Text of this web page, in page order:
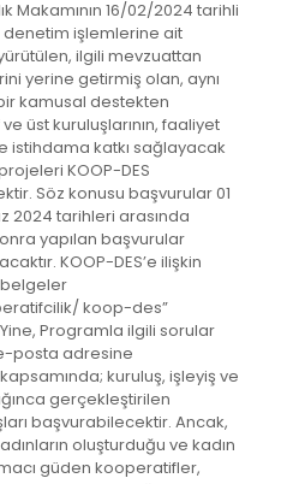
Makamının 16/02/2024 tarihli
denetim işlemlerine ait
ilgili mevzuattan
yerine getirmiş olan, aynı
kamusal destekten
üst kuruluşlarının, faaliyet
istihdama katkı sağlayacak
KOOP-DES
Söz konusu başvurular 01
2024 tarihleri arasında
yapılan başvurular
KOOP-DES’e ilişkin
koop-des”
Programla ilgili sorular
posta adresine
kuruluş, işleyiş ve
gerçekleştirilen
başvurabilecektir. Ancak,
oluşturduğu ve kadın
güden kooperatifler,